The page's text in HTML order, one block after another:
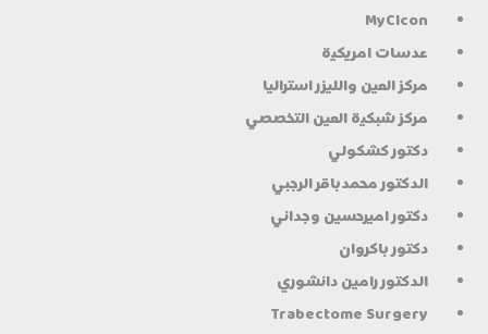
MyClcon
عدسات امريكية
مركز العين والليزر استراليا
مركز شبكية العين التخصصي
دكتور كشكولي
الدكتور محمدباقر الرجبي
دكتور اميرحسين وجداني
دكتور باكروان
الدكتور رامين دانشوري
Trabectome Surgery